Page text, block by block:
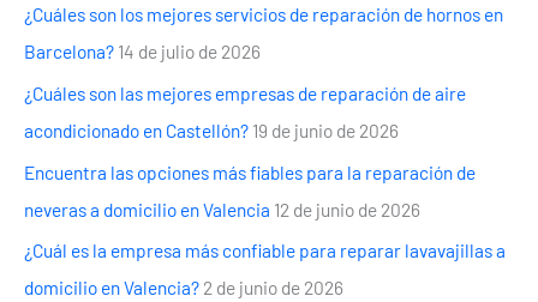
¿Cuáles son los mejores servicios de reparación de hornos en
Barcelona? 14 de julio de 2026
¿Cuáles son las mejores empresas de reparación de aire
acondicionado en Castellón? 19 de junio de 2026
Encuentra las opciones más fiables para la reparación de
neveras a domicilio en Valencia 12 de junio de 2026
¿Cuál es la empresa más confiable para reparar lavavajillas a
domicilio en Valencia? 2 de junio de 2026